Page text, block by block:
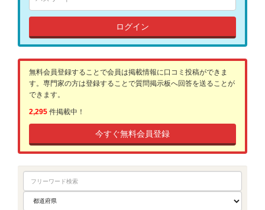
ログイン
無料会員登録することで会員は掲載情報に口コミ投稿ができま
す。専門家の方は登録することで質問掲示板へ回答を送ることが
できます。
2,295 件掲載中！
今すぐ無料会員登録